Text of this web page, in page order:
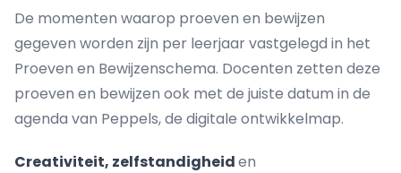
De momenten waarop proeven en bewijzen
gegeven worden zijn per leerjaar vastgelegd in het
Proeven en Bewijzenschema. Docenten zetten deze
proeven en bewijzen ook met de juiste datum in de
agenda van Peppels, de digitale ontwikkelmap.
Creativiteit, zelfstandigheiden